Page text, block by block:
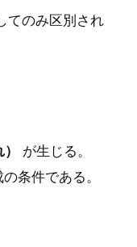
てのみ区別され
が生じる。
条件である。